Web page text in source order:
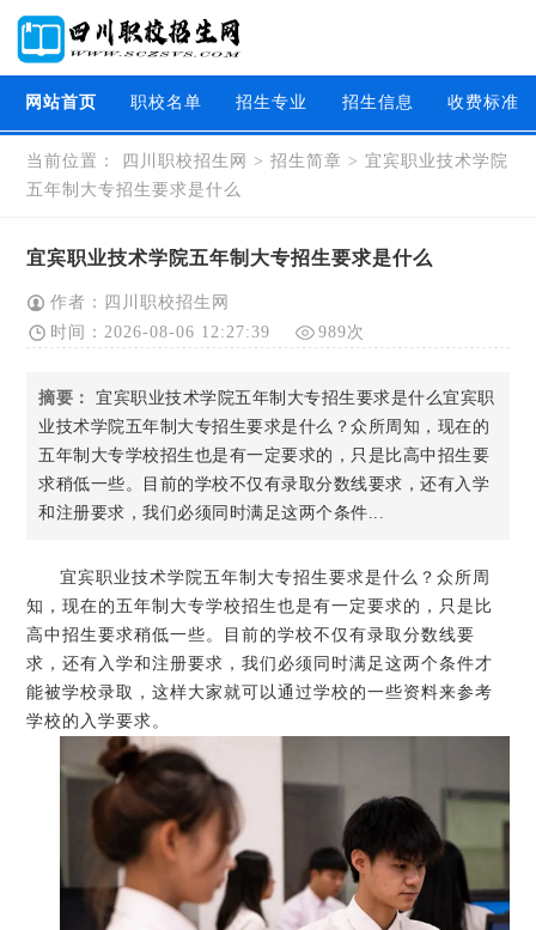
网站首页 职校名单 招生专业 招生信息 收费标准
当前位置： 四川职校招生网 >招生简章 >宜宾职业技术学院
五年制大专招生要求是什么
宜宾职业技术学院五年制大专招生要求是什么
作者：四川职校招生网
时间：2026-08-06 12:27:39
989次
摘要：宜宾职业技术学院五年制大专招生要求是什么宜宾职
业技术学院五年制大专招生要求是什么？众所周知，现在的
五年制大专学校招生也是有一定要求的，只是比高中招生要
求稍低一些。目前的学校不仅有录取分数线要求，还有入学
和注册要求，我们必须同时满足这两个条件...
宜宾职业技术学院五年制大专招生要求是什么？众所周
知，现在的五年制大专学校招生也是有一定要求的，只是比
高中招生要求稍低一些。目前的学校不仅有录取分数线要
求，还有入学和注册要求，我们必须同时满足这两个条件才
能被学校录取，这样大家就可以通过学校的一些资料来参考
学校的入学要求。